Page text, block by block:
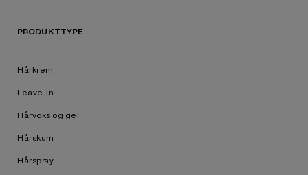
PRODUKTTYPE
Hårkrem
Leave-in
Hårvoks og gel
Hårskum
Hårspray